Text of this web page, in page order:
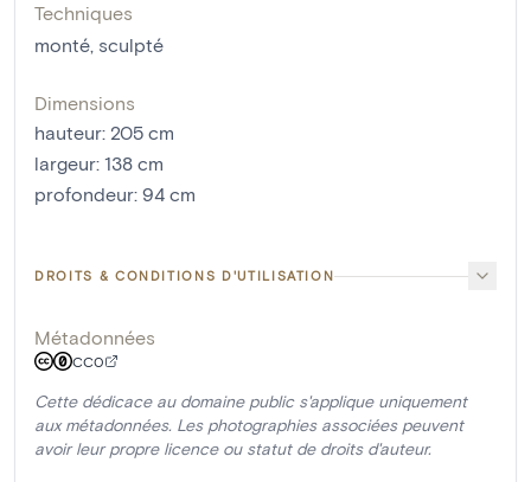
Techniques
monté, sculpté
Dimensions
hauteur: 205 cm
largeur: 138 cm
profondeur: 94 cm
DROITS & CONDITIONS D'UTILISATION
Métadonnées
CC0
Cette dédicace au domaine public s'applique uniquement
aux métadonnées. Les photographies associées peuvent
avoir leur propre licence ou statut de droits d'auteur.